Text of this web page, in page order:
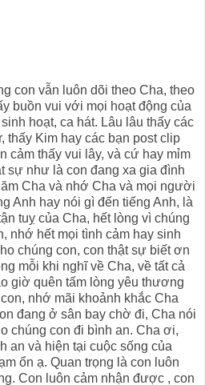
con vẫn luôn dõi theo Cha, theo
buồn vui với mọi hoạt động của
hoạt, ca hát. Lâu lâu thấy các
thấy Kim hay các bạn post clip
cảm thấy vui lây, và cứ hay mỉm
sự như là con đang xa gia đình
Cha và nhớ Cha và mọi người
Anh hay nói gì đến tiếng Anh, là
tuỵ của Cha, hết lòng vì chúng
nhớ hết mọi tình cảm hay sinh
chúng con, con thật sự biết ơn
mỗi khi nghĩ về Cha, về tất cả
giờ quên tấm lòng yêu thương
nhớ mãi khoảnh khắc Cha
đang ở sân bay chờ đi, Cha nói
chúng con đi bình an. Cha ơi,
an và hiện tại cuộc sống của
ổn ạ. Quan trọng là con luôn
Con luôn cảm nhận được , con